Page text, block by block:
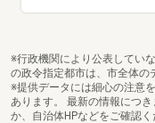
※行政機関により公表してい
の政令指定都市は、市全体の
※提供データには細心の注意
あります。 最新の情報につ
か、自治体HPなどをご確認く